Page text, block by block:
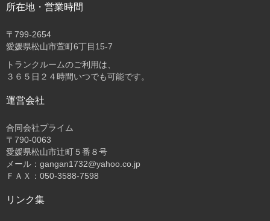
所在地・営業時間
〒 799-2654
愛媛県松山市萱町6丁目15-7
トランクルームのご利用は、
３６５日２４時間いつでも可能です。
運営会社
合同会社プライム
〒 790-0063
愛媛県松山市辻町５番８号
メール：gangan1732@yahoo.co.jp
ＦＡＸ：050-3588-7598
リンク集